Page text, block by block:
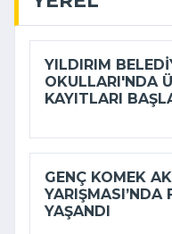
YILDIRIM
OKULLARI'NDA
KAYITLARI
GENÇ KOMEK
YARIŞMASI’NDA
YAŞANDI